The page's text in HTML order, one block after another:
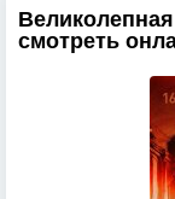
смотреть